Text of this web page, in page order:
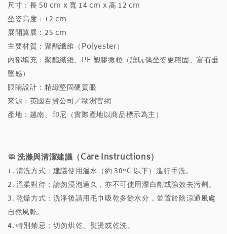
尺寸：長 50 cm x 寬 14 cm x 高 12 cm
坐姿高度：12 cm
展開翼展：25 cm
主要材質：聚酯纖維（Polyester）
內部填充：聚酯纖維、PE 塑膠微粒（讓玩偶坐姿更穩固、富有垂
墜感）
眼睛設計：精緻堅固硬質眼
來源：英國百貨公司／歐洲官網
產地：越南、印尼（實際產地以商品標示為主）
-
🧼 洗滌與清潔建議（Care Instructions）
1. 清洗方式：建議使用溫水（約 30°C 以下）進行手洗。
2. 溫柔對待：請勿浸泡過久，亦不可使用漂白劑或強效去污劑。
3. 乾燥方式：洗淨後請用毛巾吸乾多餘水分，並置於陰涼通風處
自然風乾。
4. 特別禁忌：切勿烘乾、熨燙或乾洗。